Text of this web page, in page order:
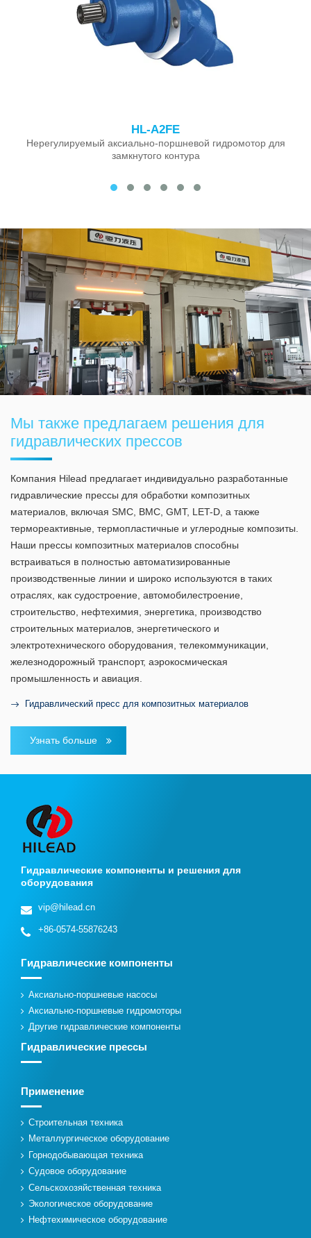
HL-A2FE
Нерегулируемый аксиально-поршневой гидромотор для
замкнутого контура
Мы также предлагаем решения для
гидравлических прессов
Компания Hilead предлагает индивидуально разработанные
гидравлические прессы для обработки композитных
материалов, включая SMC, BMC, GMT, LET-D, а также
термореактивные, термопластичные и углеродные композиты.
Наши прессы композитных материалов способны
встраиваться в полностью автоматизированные
производственные линии и широко используются в таких
отраслях, как судостроение, автомобилестроение,
строительство, нефтехимия, энергетика, производство
строительных материалов, энергетического и
электротехнического оборудования, телекоммуникации,
железнодорожный транспорт, аэрокосмическая
промышленность и авиация.
Гидравлический пресс для композитных материалов
Узнать больше
Гидравлические компоненты и решения для
оборудования
vip@hilead.cn
+86-0574-55876243
Гидравлические компоненты
Аксиально-поршневые насосы
Аксиально-поршневые гидромоторы
Другие гидравлические компоненты
Гидравлические прессы
Применение
Строительная техника
Металлургическое оборудование
Горнодобывающая техника
Судовое оборудование
Сельскохозяйственная техника
Экологическое оборудование
Нефтехимическое оборудование